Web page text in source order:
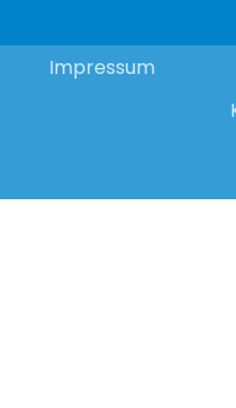
Impressum